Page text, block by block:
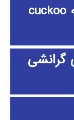
الگوریتم جستجوی فاخته cuckoo
گرانشی